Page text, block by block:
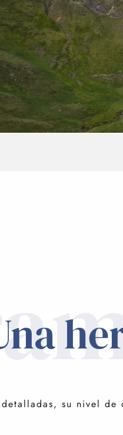
su nivel